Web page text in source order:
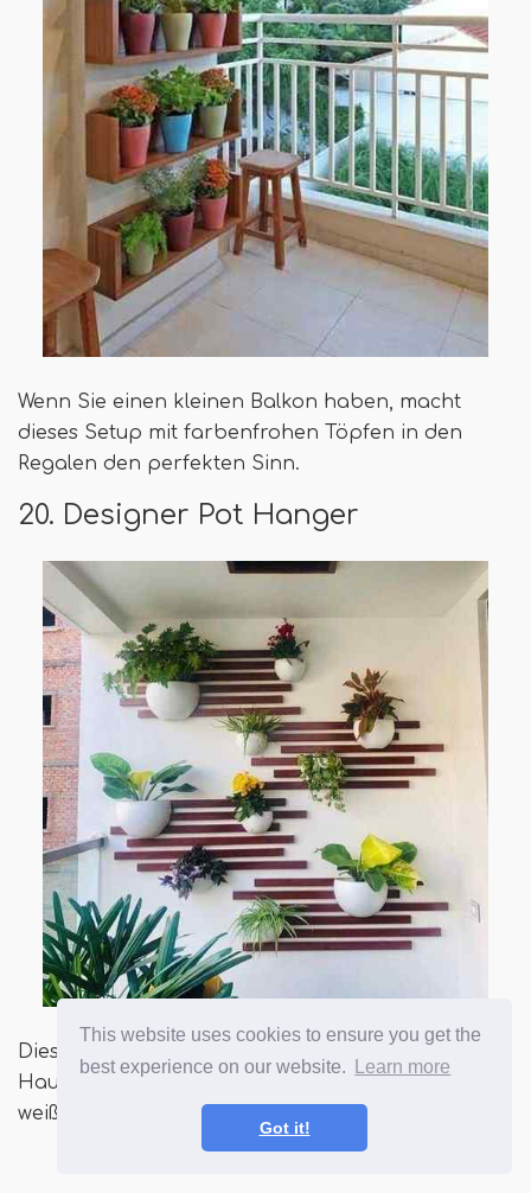
This website uses cookies to ensure you get the
best experience on our website.
Learn more
Got it!
Wenn Sie einen kleinen Balkon haben, macht
dieses Setup mit farbenfrohen Töpfen in den
Regalen den perfekten Sinn.
20. Designer Pot Hanger
Diese Designer -Pflanzenbügel fügen einen
Hauch von Klasse an Wänden mit passenden
weißen, kurvigen Pflanzgefäßen hinzu.